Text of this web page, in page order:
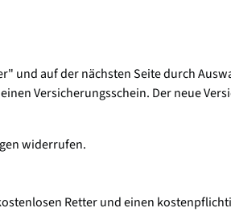
und auf der nächsten Seite durch
Versicherungsschein. Der neue
widerrufen.
Retter und einen